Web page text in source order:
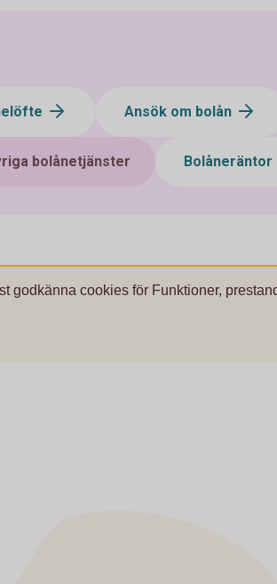
Ansök om bolån
bolånetjänster Bolåneräntor
godkänna cookies för Funktioner,